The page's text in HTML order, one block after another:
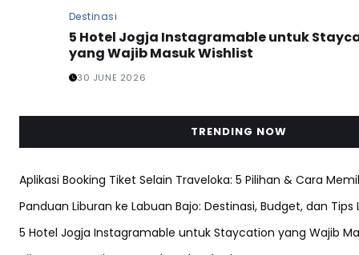
Destinasi
5 Hotel Jogja Instagramable untuk
yang Wajib Masuk Wishlist
30 JUNE 2026
TRENDING NOW
Aplikasi Booking Tiket Selain Traveloka: 5 Pilihan & Cara
Panduan Liburan ke Labuan Bajo: Destinasi, Budget, dan Tips
5 Hotel Jogja Instagramable untuk Staycation yang Wajib